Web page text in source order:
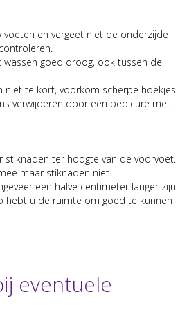
voeten en vergeet niet de onderz­i­jde
wassen goed droog, ook tussen de
niet te kort, voorkom scherpe hoek­jes.
ver­wi­jderen door een pedi­cure met
stik­naden ter hoogte van de voor­voet.
maar stik­naden niet.
een halve cen­time­ter langer zijn
hebt u de ruimte om goed te kun­nen
eventuele